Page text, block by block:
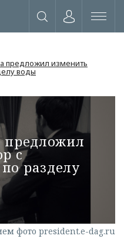
сети
предложил изменить
воды
предложил
с
разделу
фото president.e-dag.ru